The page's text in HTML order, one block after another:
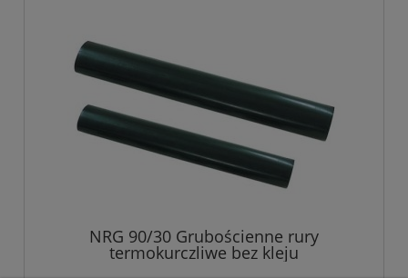
NRG 90/30 Grubościenne rury
termokurczliwe bez kleju